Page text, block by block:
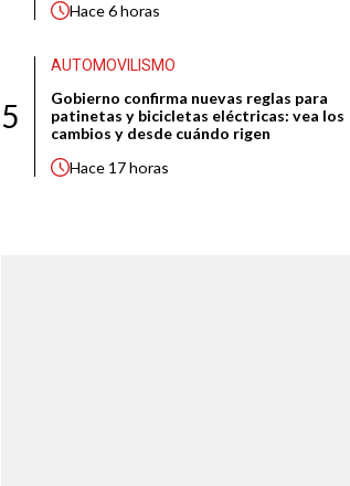
Hace6 horas
5
AUTOMOVILISMO
Gobierno confirma nuevas reglas para
patinetas y bicicletas eléctricas: vea los
cambios y desde cuándo rigen
Hace 17 horas